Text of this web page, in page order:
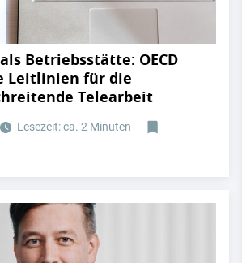
Betriebsstätte: OECD
Leitlinien für die
Telearbeit
Lesezeit: ca. 2 Minuten